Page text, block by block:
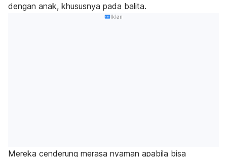
dengan anak, khususnya pada balita.
Iklan
Mereka cenderung merasa nyaman apabila bisa